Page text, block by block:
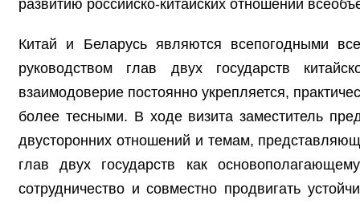
развитию российско-китайских отношений
Китай и Беларусь являются всепогодными
руководством глав двух государств
взаимодоверие постоянно укрепляется,
более тесными. В ходе визита заместитель
двусторонних отношений и темам,
глав двух государств как
сотрудничество и совместно продвигать